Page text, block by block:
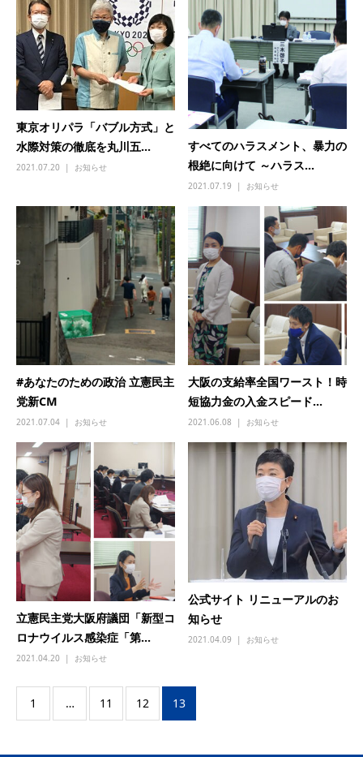
東京オリパラ「バブル方式」と
水際対策の徹底を丸川五...
2021.07.20 お知らせ
すべてのハラスメント、暴力の
根絶に向けて ～ハラス...
2021.07.19 お知らせ
#あなたのための政治 立憲民主
党新CM
2021.07.04 お知らせ
大阪の支給率全国ワースト！時
短協力金の入金スピード...
2021.06.08 お知らせ
立憲民主党大阪府議団「新型コ
ロナウイルス感染症「第...
2021.04.20 お知らせ
公式サイト リニューアルのお
知らせ
2021.04.09 お知らせ
1 … 11 12 13